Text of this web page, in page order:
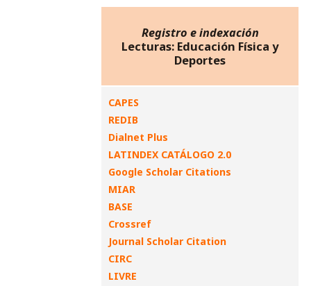
Registro e indexación
Lecturas: Educación Física y
Deportes
CAPES
REDIB
Dialnet Plus
LATINDEX CATÁLOGO 2.0
Google Scholar Citations
MIAR
BASE
Crossref
Journal Scholar Citation
CIRC
LIVRE